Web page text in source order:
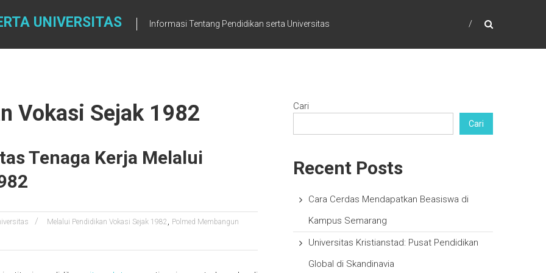
UNIVERSITAS Informasi Tentang Pendidikan serta Universitas
Vokasi Sejak 1982
Tenaga Kerja Melalui
Melalui Pendidikan Vokasi Sejak 1982 , Polmed Membangun
Cari
Cari
Recent Posts
Cara Cerdas Mendapatkan Beasiswa di
Kampus Semarang
Universitas Kristianstad: Pusat Pendidikan
Global di Skandinavia